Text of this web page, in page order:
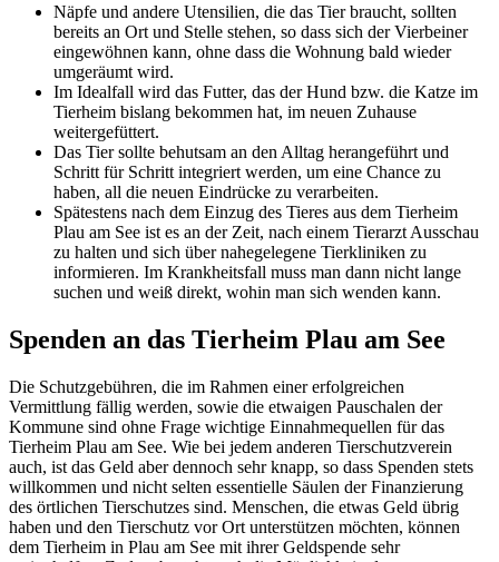
Näpfe und andere Utensilien, die das Tier braucht, sollten
bereits an Ort und Stelle stehen, so dass sich der Vierbeiner
eingewöhnen kann, ohne dass die Wohnung bald wieder
umgeräumt wird.
Im Idealfall wird das Futter, das der Hund bzw. die Katze im
Tierheim bislang bekommen hat, im neuen Zuhause
weitergefüttert.
Das Tier sollte behutsam an den Alltag herangeführt und
Schritt für Schritt integriert werden, um eine Chance zu
haben, all die neuen Eindrücke zu verarbeiten.
Spätestens nach dem Einzug des Tieres aus dem Tierheim
Plau am See ist es an der Zeit, nach einem Tierarzt Ausschau
zu halten und sich über nahegelegene Tierkliniken zu
informieren. Im Krankheitsfall muss man dann nicht lange
suchen und weiß direkt, wohin man sich wenden kann.
Spenden an das Tierheim Plau am See
Die Schutzgebühren, die im Rahmen einer erfolgreichen
Vermittlung fällig werden, sowie die etwaigen Pauschalen der
Kommune sind ohne Frage wichtige Einnahmequellen für das
Tierheim Plau am See. Wie bei jedem anderen Tierschutzverein
auch, ist das Geld aber dennoch sehr knapp, so dass Spenden stets
willkommen und nicht selten essentielle Säulen der Finanzierung
des örtlichen Tierschutzes sind. Menschen, die etwas Geld übrig
haben und den Tierschutz vor Ort unterstützen möchten, können
dem Tierheim in Plau am See mit ihrer Geldspende sehr